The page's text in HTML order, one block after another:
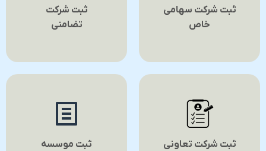
ثبت شرکت سهامی
خاص
ثبت شرکت
تضامنی
ثبت شرکت تعاونی ثبت موسسه